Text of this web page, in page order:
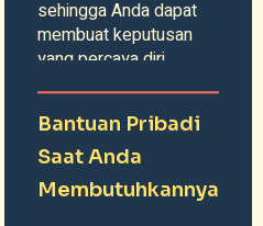
sehingga Anda dapat
membuat keputusan
yang percaya diri.
Bantuan Pribadi
Saat Anda
Membutuhkannya